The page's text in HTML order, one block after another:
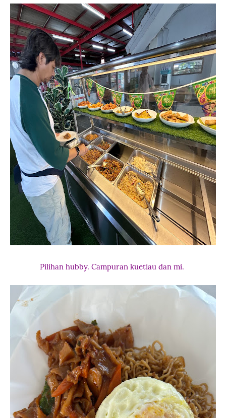
Pilihan hubby. Campuran kuetiau dan mi.